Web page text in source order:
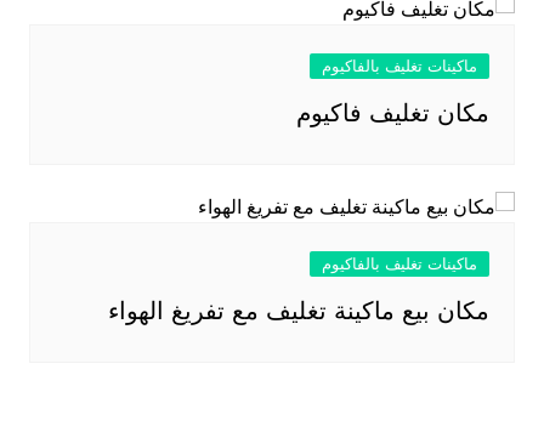
ماكينات تغليف بالفاكيوم
مكان تغليف فاكيوم
ماكينات تغليف بالفاكيوم
مكان بيع ماكينة تغليف مع تفريغ الهواء